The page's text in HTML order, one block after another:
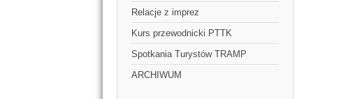
Relacje z imprez
Kurs przewodnicki PTTK
Spotkania Turystów TRAMP
ARCHIWUM